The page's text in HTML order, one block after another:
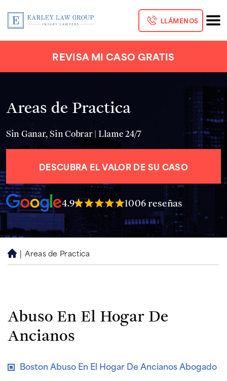
LLÁMENOS
REVISA MI CASO GRATIS
Areas de Practica
Sin Ganar, Sin Cobrar | Llame 24/7
DESCUBRA EL VALOR DE SU CASO
4.9 1006 reseñas
H
o
| Areas de Practica
Abuso En El Hogar De
Ancianos
Boston Abuso En El Hogar De Ancianos Abogado